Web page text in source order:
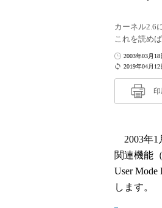
カーネル2.6
これを読め
2019年04月
2003年03月
印
2003年1
関連機能
User
します。